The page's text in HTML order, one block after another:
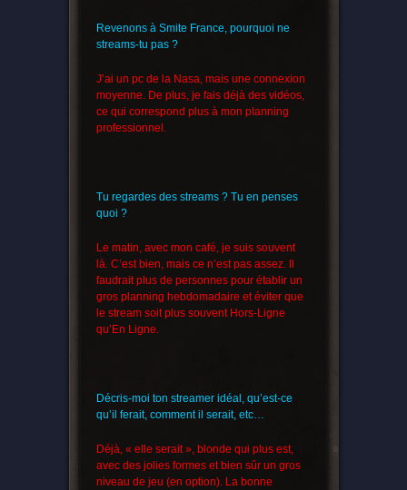
Revenons à Smite France, pourquoi ne
streams-tu pas ?
J’ai un pc de la Nasa, mais une connexion
moyenne. De plus, je fais déjà des vidéos,
ce qui correspond plus à mon planning
professionnel.
Tu regardes des streams ? Tu en penses
quoi ?
Le matin, avec mon café, je suis souvent
là. C’est bien, mais ce n’est pas assez. Il
faudrait plus de personnes pour établir un
gros planning hebdomadaire et éviter que
le stream soit plus souvent Hors-Ligne
qu’En Ligne.
Décris-moi ton streamer idéal, qu’est-ce
qu’il ferait, comment il serait, etc…
Déjà, « elle serait », blonde qui plus est,
avec des jolies formes et bien sûr un gros
niveau de jeu (en option). La bonne